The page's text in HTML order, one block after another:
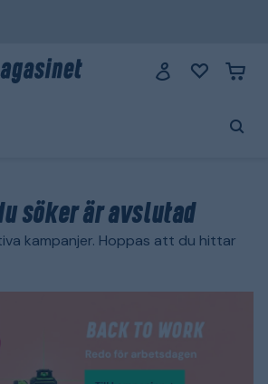
söker är avslutad
kampanjer. Hoppas att du hittar